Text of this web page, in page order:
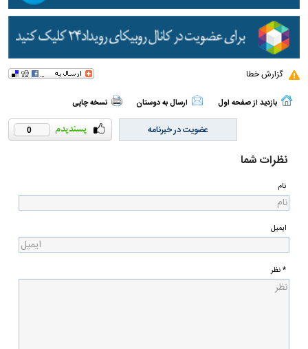
گزارش خطا
بازدید از صفحه اول ارسال به دوستان نسخه چاپی
0 عضویت در خبرنامه
نظرات شما
نام
ایمیل
* نظر